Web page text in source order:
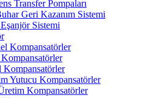
Transfer Pompaları
Geri Kazanım Sistemi
Sistemi
Kompansatörler
Kompansatörler
Yutucu Kompansatörler
Kompansatörler